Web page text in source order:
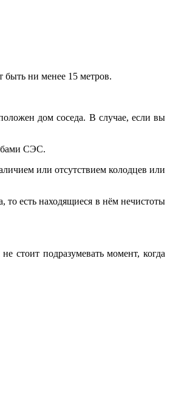
быть ни менее 15 метров.
дом соседа. В случае, если вы
СЭС.
или отсутствием колодцев или
то есть находящиеся в нём нечистоты
стоит подразумевать момент, когда